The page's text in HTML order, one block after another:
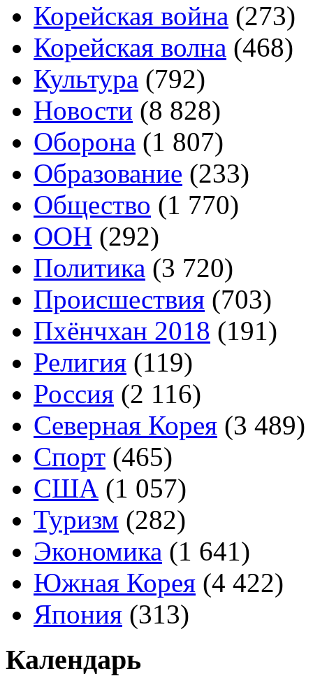
Корейская война (273)
Корейская волна (468)
Культура (792)
Новости (8 828)
Оборона (1 807)
Образование (233)
Общество (1 770)
ООН (292)
Политика (3 720)
Происшествия (703)
Пхёнчхан 2018 (191)
Религия (119)
Россия (2 116)
Северная Корея (3 489)
Спорт (465)
США (1 057)
Туризм (282)
Экономика (1 641)
Южная Корея (4 422)
Япония (313)
Календарь